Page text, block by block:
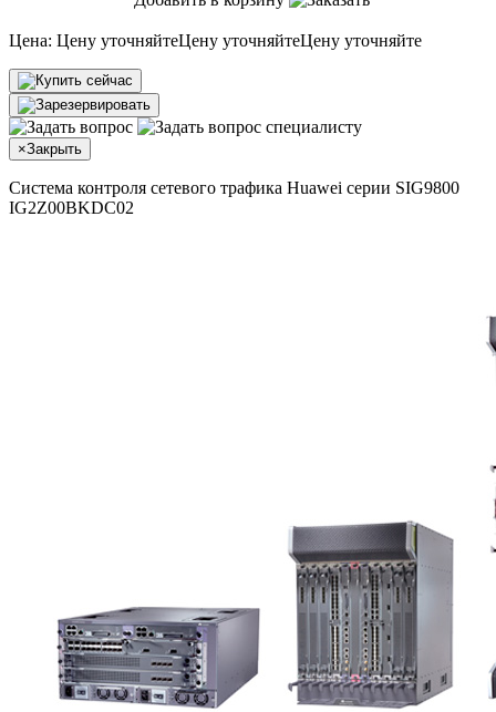
Цена: Цену уточняйтеЦену уточняйтеЦену уточняйте
×Закрыть
Система контроля сетевого трафика Huawei серии SIG9800
IG2Z00BKDC02